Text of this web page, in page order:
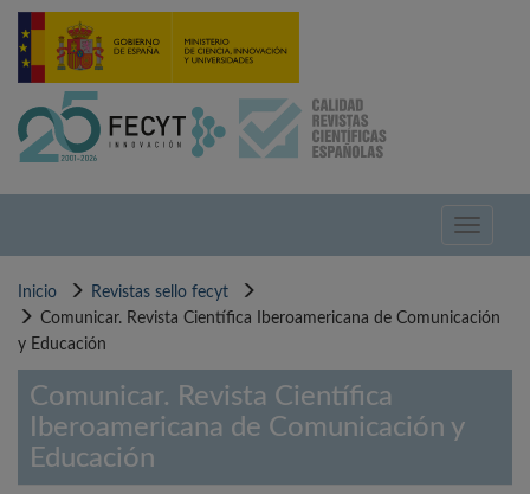
Pasar
contenido
Toggle
Inicio
Revistas sello fecyt
Comunicar. Revista Científica Iberoamericana de Comunicación
y Educación
Comunicar. Revista Científica
Iberoamericana de Comunicación y
Educación